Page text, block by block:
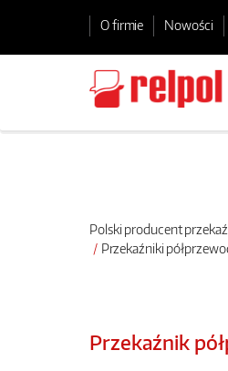
O firmie Nowości
Polski producent
Przekaźniki
Przekaźnik